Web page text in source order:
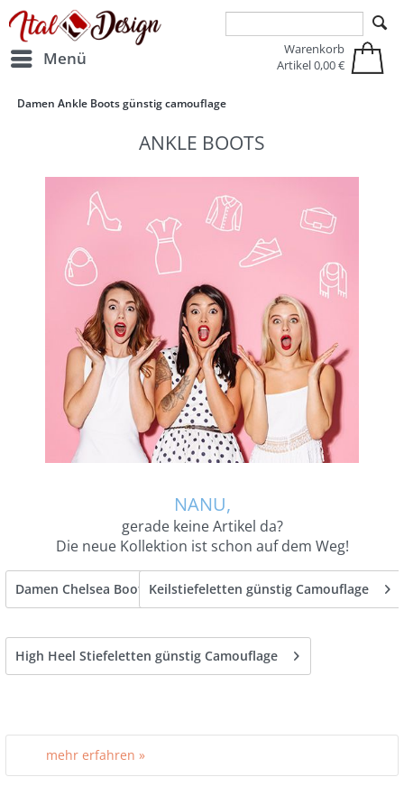
Zur Hauptnavigation springen Zum Hauptinhalt springen
Menü
Warenkorb
Artikel0,00 €
Damen Ankle Boots günstig camouflage
ANKLE BOOTS
NANU,
gerade keine Artikel da?
Die neue Kollektion ist schon auf dem Weg!
Damen Chelsea Boots günstig camouflage
Keilstiefeletten günstig Camouflage
High Heel Stiefeletten günstig Camouflage
mehr erfahren »